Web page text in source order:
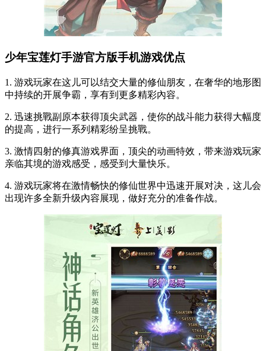
少年宝莲灯手游官方版手机游戏优点
1. 游戏玩家在这儿可以结交大量的修仙朋友，在奢华的地形图
中持续的开展争霸，享有到更多精彩內容。
2. 迅速挑戰副原本获得顶尖武器，使你的战斗能力获得大幅度
的提高，进行一系列精彩纷呈挑戰。
3. 激情四射的修真游戏界面，顶尖的动画特效，带来游戏玩家
亲临其境的游戏感受，感受到大量快乐。
4. 游戏玩家将在激情畅快的修仙世界中迅速开展对决，这儿会
出现许多全新升级內容展现，做好充分的准备作战。